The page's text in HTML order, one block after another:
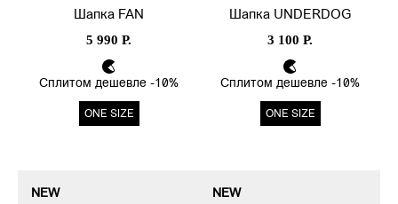
Шапка FAN
5 990 Р.
Сплитом дешевле -10%
ONE SIZE
Шапка UNDERDOG
3 100 Р.
Сплитом дешевле -10%
ONE SIZE
NEW NEW